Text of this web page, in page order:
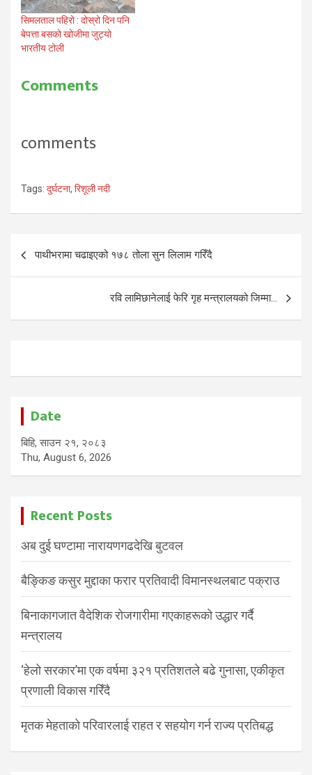
सिमलताल पहिरो : दोस्रो दिन पनि
बेपत्ता बसको खोजीमा जुट्यो
भारतीय टोली
Comments
comments
Tags: दुर्घटना, रिशूली नदी
Post
navigation
पाथीभरामा चढाइएको १७८ तोला सुन लिलाम गरिँदै
रवि लामिछानेलाई फेरि गृह मन्त्रालयको जिम्मा…
Date
बिहि, साउन २१, २०८३
Thu, August 6, 2026
Recent Posts
अब दुई घण्टामा नारायणगढदेखि बुटवल
बैङ्किङ कसुर मुद्दाका फरार प्रतिवादी विमानस्थलबाट पक्राउ
बिनाकागजात वैदेशिक रोजगारीमा गएकाहरूको उद्धार गर्दै
मन्त्रालय
‘हेलो सरकार’मा एक वर्षमा ३२१ प्रतिशतले बढे गुनासा, एकीकृत
प्रणाली विकास गरिँदै
मृतक मेहताको परिवारलाई राहत र सहयोग गर्न राज्य प्रतिबद्ध